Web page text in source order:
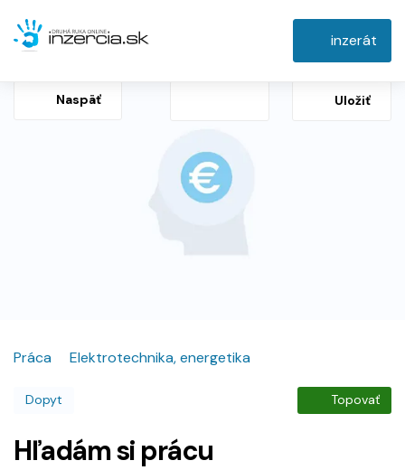
inzerát
Naspäť Uložiť
Práca Elektrotechnika, energetika
Dopyt Topovať
Hľadám si prácu